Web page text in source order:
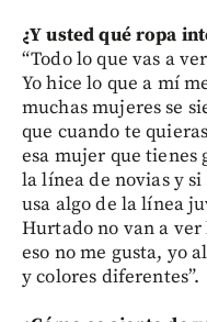
¿Y usted qué ropa
“Todo lo que vas a
Yo hice lo que a mí
muchas mujeres se
que cuando te
esa mujer que tienes
la línea de novias y
usa algo de la línea
Hurtado no van a
eso no me gusta, yo
y colores diferentes”.